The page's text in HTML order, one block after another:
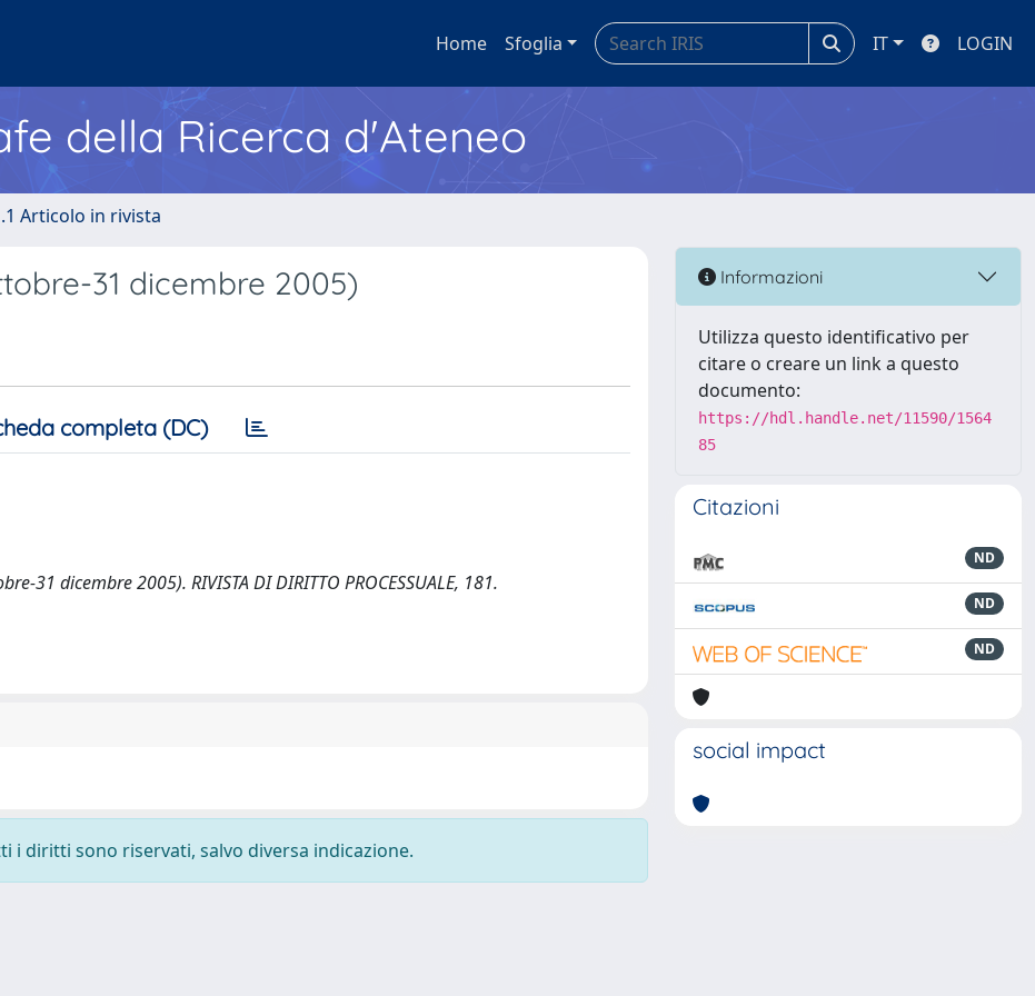
Home Sfoglia IT LOGIN
della Ricerca d'Ateneo
Articolo in rivista
31 dicembre 2005)
completa (DC)
31 dicembre 2005). RIVISTA DI DIRITTO PROCESSUALE, 181.
diritti sono riservati, salvo diversa indicazione.
Informazioni
Utilizza questo identificativo per
citare o creare un link a questo
documento:
https://hdl.handle.net/11590/1564
85
Citazioni
ND
ND
ND
social impact